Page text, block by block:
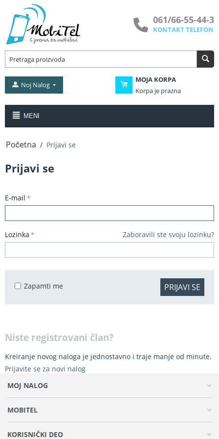
061/66-55-44-3
KONTAKT TELEFON
MOJA KORPA
Korpa je prazna
Noj Nalog
MENI
Početna / Prijavi se
Prijavi se
E-mail
Lozinka Zaboravili ste svoju lozinku?
PRIJAVI SE
Zapamti me
Niste registrovani član?
Kreiranje novog naloga je jednostavno i traje manje od minute.
Prijavite se za novi nalog
MOJ NALOG
MOBITEL
KORISNIČKI DEO